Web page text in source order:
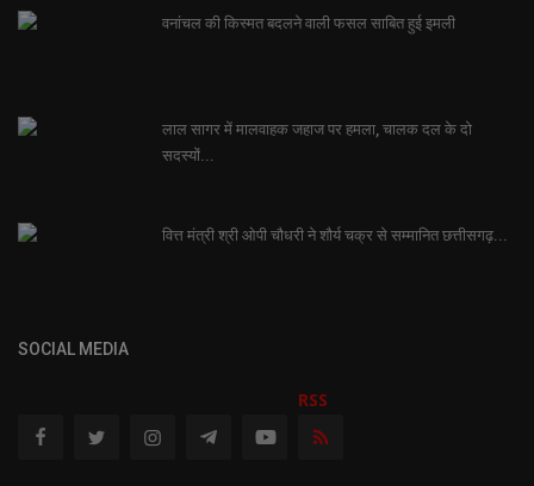
वनांचल की किस्मत बदलने वाली फसल साबित हुई इमली
लाल सागर में मालवाहक जहाज पर हमला, चालक दल के दो
सदस्यों...
वित्त मंत्री श्री ओपी चौधरी ने शौर्य चक्र से सम्मानित छत्तीसगढ़...
SOCIAL MEDIA
RSS